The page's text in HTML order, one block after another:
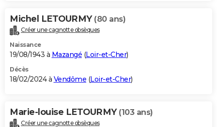
Michel LETOURMY (80 ans)
Créer une cagnotte obsèques
Naissance
19/08/1943 à Mazangé (Loir-et-Cher)
Décès
18/02/2024 à Vendôme (Loir-et-Cher)
Marie-louise LETOURMY (103 ans)
Créer une cagnotte obsèques